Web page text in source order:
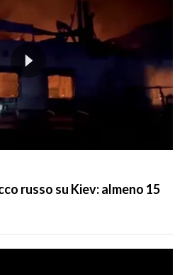
russo su Kiev: almeno 15